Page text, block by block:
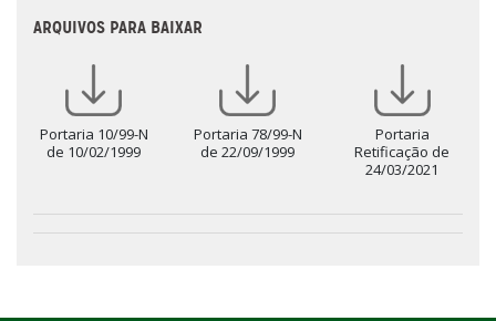
ARQUIVOS PARA BAIXAR
Portaria 10/99-N
de 10/02/1999
Portaria 78/99-N
de 22/09/1999
Portaria
Retificação de
24/03/2021